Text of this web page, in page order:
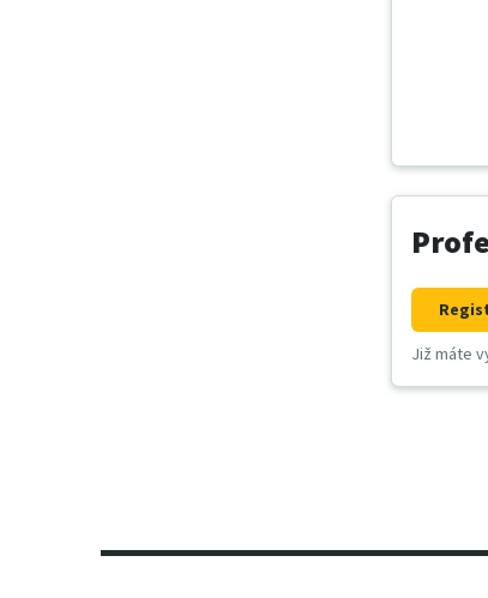
Již máte